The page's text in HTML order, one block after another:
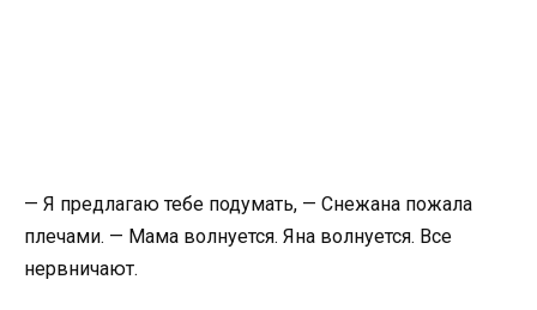
— Я предлагаю тебе подумать, — Снежана пожала
плечами. — Мама волнуется. Яна волнуется. Все
нервничают.